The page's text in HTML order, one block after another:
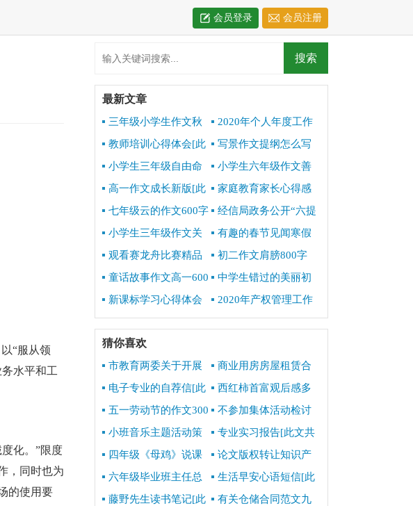
会员登录 会员注册
“服从领
水平和工
化。”限度
，同时也为
的使用要
最新文章
三年级小学生作文秋
字]
2020年个人年度工作
教师培训心得体会[此
写景作文提纲怎么写
小学生三年级自由命
3448字]
小学生六年级作文善
字]
高一作文成长新版[此
家庭教育家长心得感
七年级云的作文600字
经信局政务公开“六提
[此文共1288字]
小学生三年级作文关
3464字]
有趣的春节见闻寒假
3418字]
观看赛龙舟比赛精品
字]
初二作文肩膀800字
童话故事作文高一600
中学生错过的美丽初
3639字]
新课标学习心得体会
2020年产权管理工作
猜你喜欢
市教育两委关于开展
官僚主义问题专项书面
调研的通知[此文共771
商业用房房屋租赁合
字]
电子专业的自荐信[此
西红柿首富观后感多
五一劳动节的作文300
不参加集体活动检讨
小班音乐主题活动策
专业实习报告[此文共
四年级《母鸡》说课
论文版权转让知识产
共1422字]
六年级毕业班主任总
生活早安心语短信[此
藤野先生读书笔记[此
有关仓储合同范文九